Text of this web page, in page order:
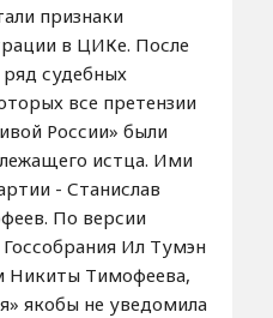
признаки
в ЦИКе. После
ряд судебных
все претензии
России» были
истца. Ими
- Станислав
По версии
Ил Тумэн
Никиты Тимофеева,
якобы не уведомила